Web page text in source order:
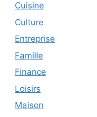
Cuisine
Culture
Entreprise
Famille
Finance
Loisirs
Maison